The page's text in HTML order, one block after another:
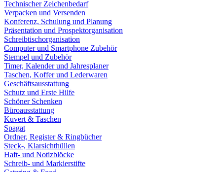
Technischer Zeichenbedarf
Verpacken und Versenden
Konferenz, Schulung und Planung
Präsentation und Prospektorganisation
Schreibtischorganisation
Computer und Smartphone Zubehör
Stempel und Zubehör
Timer, Kalender und Jahresplaner
Taschen, Koffer und Lederwaren
Geschäftsausstattung
Schutz und Erste Hilfe
Schöner Schenken
Büroausstattung
Kuvert & Taschen
Spagat
Ordner, Register & Ringbücher
Steck-, Klarsichthüllen
Haft- und Notizblöcke
Schreib- und Markierstifte